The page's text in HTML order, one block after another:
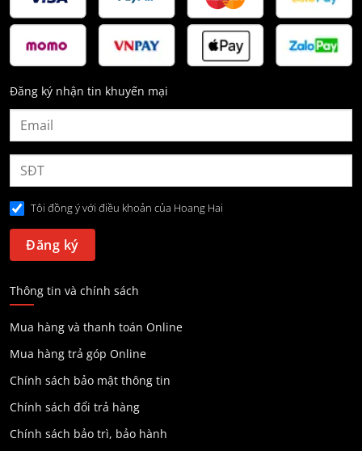
Đăng ký nhận tin khuyến mại
Tôi đồng ý với điều khoản của Hoang Hai
Thông tin và chính sách
Mua hàng và thanh toán Online
Mua hàng trả góp Online
Chính sách bảo mật thông tin
Chính sách đổi trả hàng
Chính sách bảo trì, bảo hành